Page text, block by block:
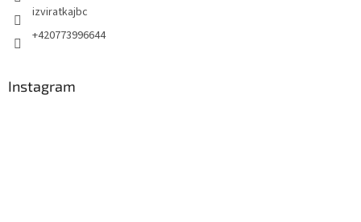
izviratkajbc
+420773996644
Instagram